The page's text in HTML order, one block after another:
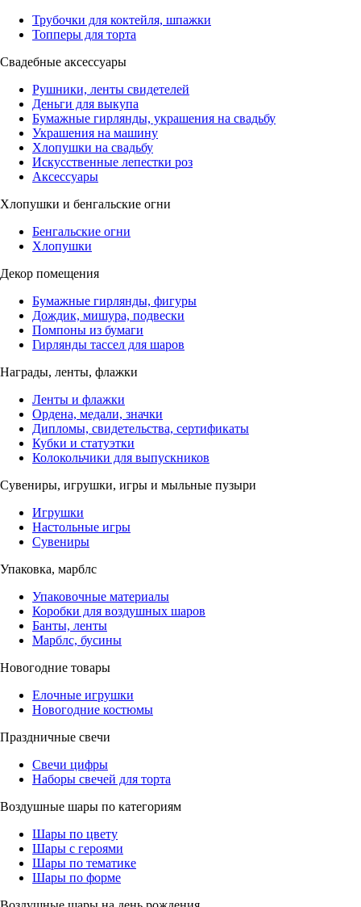
Трубочки для коктейля, шпажки
Топперы для торта
Свадебные аксессуары
Рушники, ленты свидетелей
Деньги для выкупа
Бумажные гирлянды, украшения на свадьбу
Украшения на машину
Хлопушки на свадьбу
Искусственные лепестки роз
Аксессуары
Хлопушки и бенгальские огни
Бенгальские огни
Хлопушки
Декор помещения
Бумажные гирлянды, фигуры
Дождик, мишура, подвески
Помпоны из бумаги
Гирлянды тассел для шаров
Награды, ленты, флажки
Ленты и флажки
Ордена, медали, значки
Дипломы, свидетельства, сертификаты
Кубки и статуэтки
Колокольчики для выпускников
Сувениры, игрушки, игры и мыльные пузыри
Игрушки
Настольные игры
Сувениры
Упаковка, марблс
Упаковочные материалы
Коробки для воздушных шаров
Банты, ленты
Марблс, бусины
Новогодние товары
Елочные игрушки
Новогодние костюмы
Праздничные свечи
Свечи цифры
Наборы свечей для торта
Воздушные шары по категориям
Шары по цвету
Шары с героями
Шары по тематике
Шары по форме